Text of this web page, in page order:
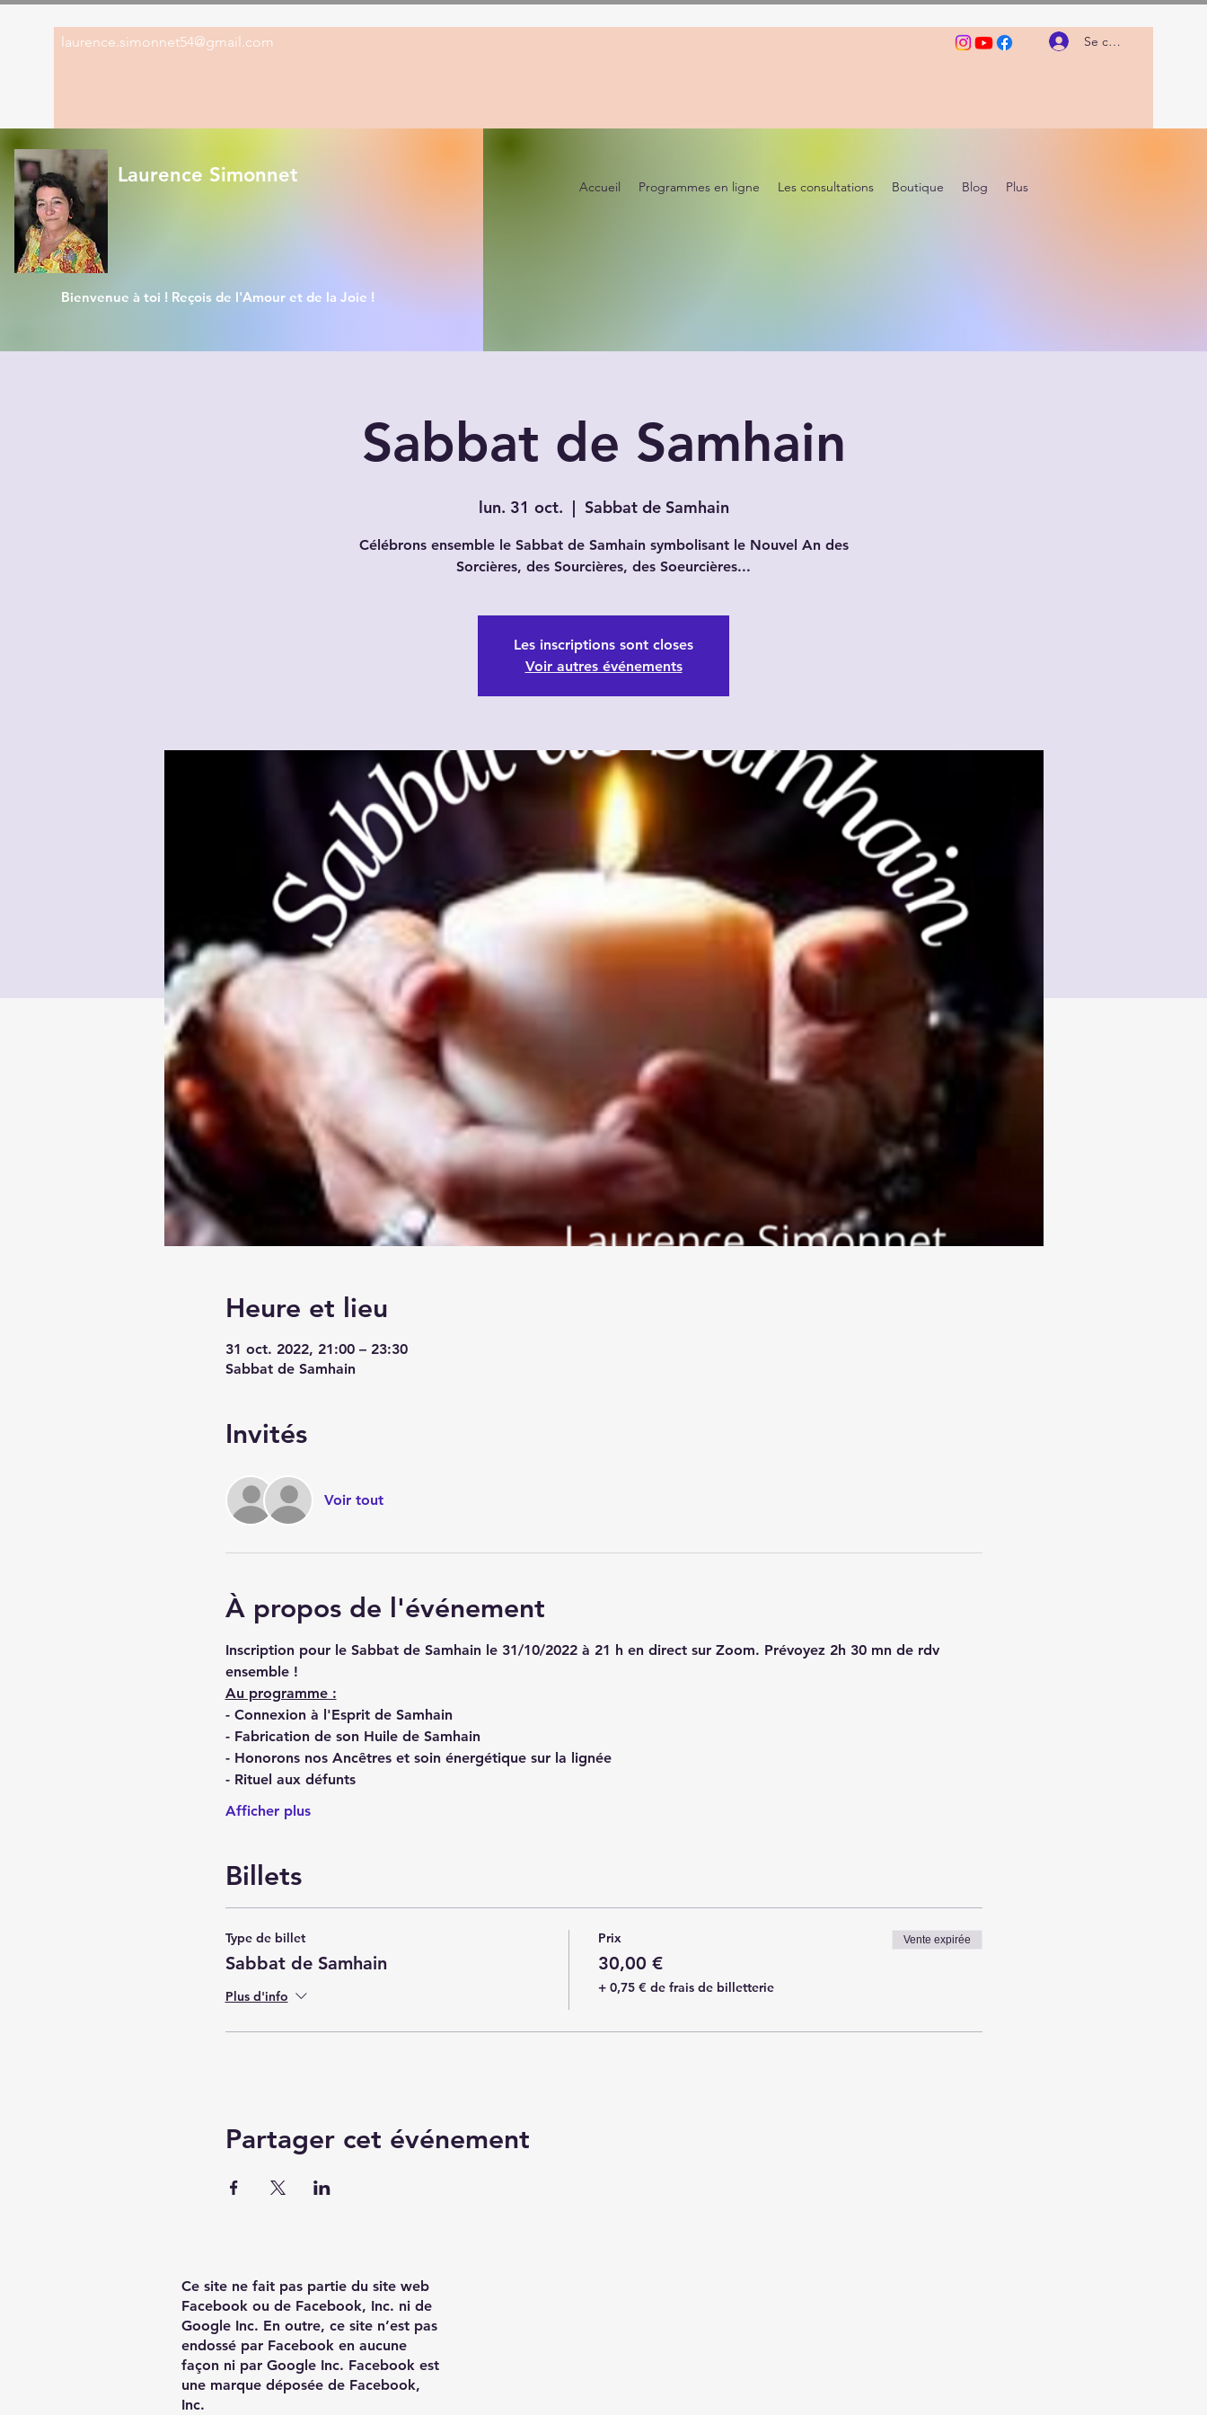
laurence.simonnet54@gmail.com Se connecter
Laurence Simonnet
Bienvenue à toi ! Reçois de l'Amour et de la Joie !
Accueil Programmes en ligne Les consultations Boutique Blog Plus
Sabbat de Samhain
lun. 31 oct.
  |
Sabbat de Samhain
Célébrons ensemble le Sabbat de Samhain symbolisant le Nouvel An des
Sorcières, des Sourcières, des Soeurcières...
Les inscriptions sont closes
Voir autres événements
Heure et lieu
31 oct. 2022, 21:00 – 23:30
Sabbat de Samhain
Invités
Voir tout
À propos de l'événement
Inscription pour le Sabbat de Samhain le 31/10/2022 à 21 h en direct sur Zoom. Prévoyez 2h 30 mn de rdv
ensemble !
Au programme :
- Connexion à l'Esprit de Samhain
- Fabrication de son Huile de Samhain
- Honorons nos Ancêtres et soin énergétique sur la lignée
- Rituel aux défunts
Afficher plus
Billets
Type de billet
Sabbat de Samhain
Plus d'info
Prix
30,00 €
+ 0,75 € de frais de billetterie
Vente expirée
Partager cet événement
Ce site ne fait pas partie du site web
Facebook ou de Facebook, Inc. ni de
Google Inc. En outre, ce site n’est pas
endossé par Facebook en aucune
façon ni par Google Inc. Facebook est
une marque déposée de Facebook,
Inc.